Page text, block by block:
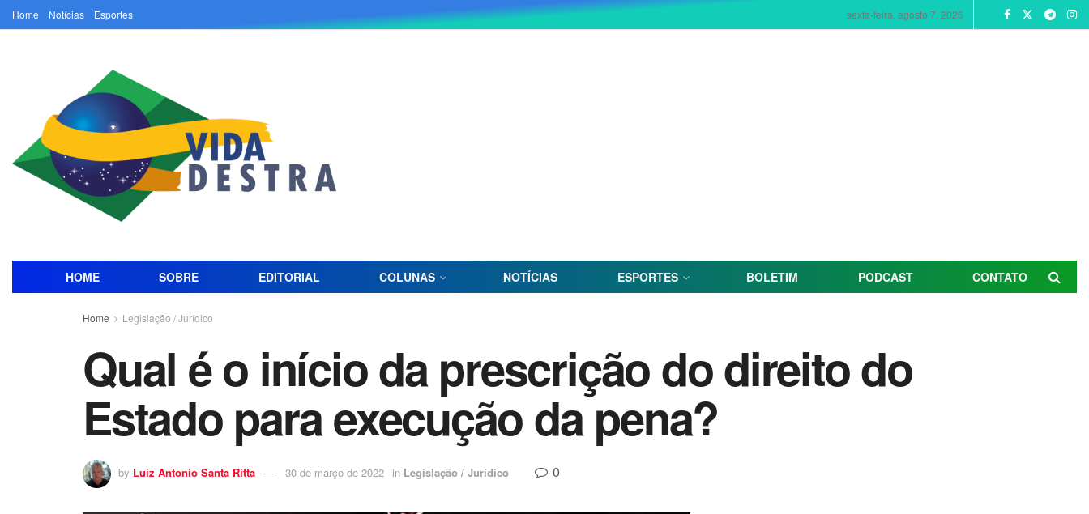
Home Notícias Esportes sexta-feira, agosto 7, 2026
HOME SOBRE EDITORIAL COLUNAS NOTÍCIAS ESPORTES BOLETIM PODCAST CONTATO
Home Legislação / Jurídico
Qual é o início da prescrição do direito do
Estado para execução da pena?
by Luiz Antonio Santa Ritta 30 de março de 2022 in Legislação / Jurídico 0